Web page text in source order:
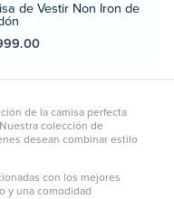
de Vestir Non Iron de
de la camisa perfecta
colección de
desean combinar estilo
con los mejores
y una comodidad